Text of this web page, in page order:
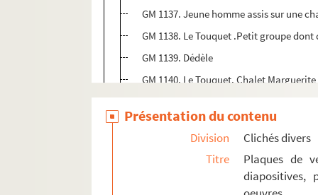
GM 1137. Jeune homme assis sur une
GM 1138. Le Touquet .Petit groupe
GM 1139. Dédèle
GM 1140. Le Touquet. Chalet
GM 1141. Chalet Marguerite, Le
GM 1142. Boulogne. Dans le bain dont
GM 1143. Mme Maroniez devant une
GM 1144. Diligence sortant du
GM 1145. Douai. Paul Maroniez, Marc
Présentation du contenu
Division
Clichés divers
Titre
Plaques de
diapositives,